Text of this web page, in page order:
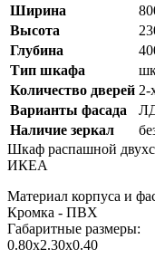
Ширина
Высота
Глубина
Тип шкафа
Количество дверей 2-
Варианты фасада
Наличие зеркал
Шкаф распашной
ИКЕА
Материал корпуса и
Кромка - ПВХ
Габаритные размеры:
0.80х2.30х0.40